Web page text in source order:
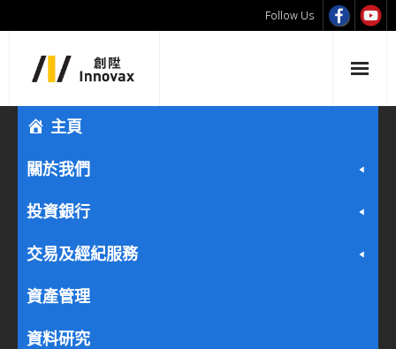
Follow Us
主頁
關於我們
投資銀行
交易及經紀服務
資產管理
資料研究